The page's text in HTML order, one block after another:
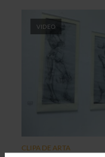
VIDEO
CLIPA DE ARTA